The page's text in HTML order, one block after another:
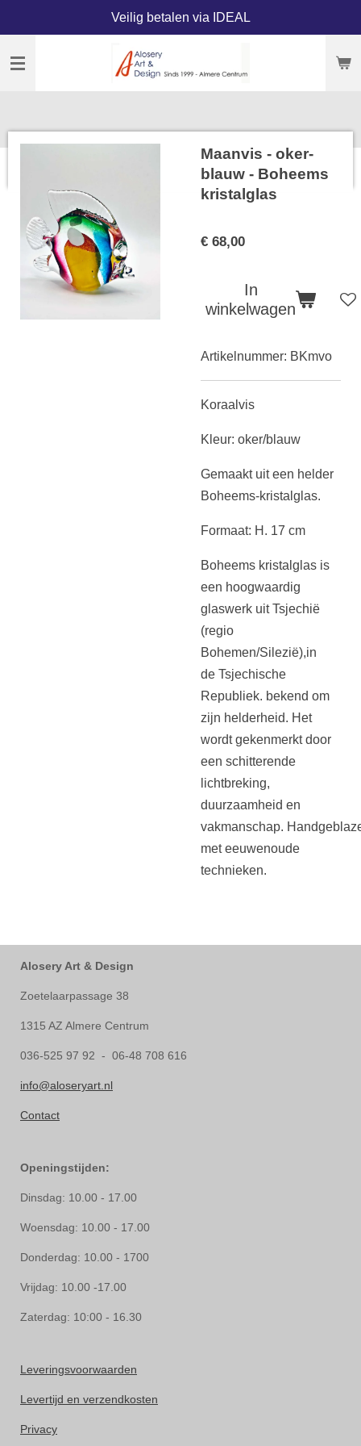
naar
Veilig betalen via IDEAL
Maanvis - oker-
blauw - Boheems
kristalglas
€ 68,00
In
winkelwagen
Artikelnummer: BKmvo
Koraalvis
Kleur: oker/blauw
Gemaakt uit een helder
Boheems-kristalglas.
Formaat: H. 17 cm
Boheems kristalglas is
een hoogwaardig
glaswerk uit Tsjechië
(regio
Bohemen/Silezië),in
de Tsjechische
Republiek. bekend om
zijn helderheid. Het
wordt gekenmerkt door
een schitterende
lichtbreking,
duurzaamheid en
vakmanschap.
met eeuwenoude
technieken.
Alosery Art & Design
Zoetelaarpassage 38
1315 AZ Almere Centrum
036-525 97 92 - 06-48 708 616
info@aloseryart.nl
Contact
Openingstijden:
Dinsdag: 10.00 - 17.00
Woensdag: 10.00 - 17.00
Donderdag: 10.00 - 1700
Vrijdag: 10.00 -17.00
Zaterdag: 10:00 - 16.30
Leveringsvoorwaarden
Levertijd en verzendkosten
Privacy